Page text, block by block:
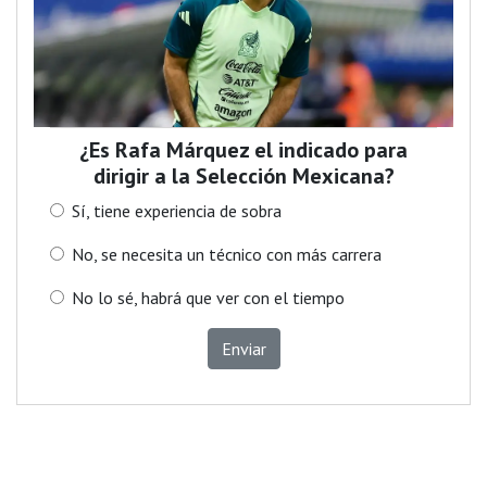
¿Es Rafa Márquez el indicado para
dirigir a la Selección Mexicana?
Sí, tiene experiencia de sobra
No, se necesita un técnico con más carrera
No lo sé, habrá que ver con el tiempo
Enviar